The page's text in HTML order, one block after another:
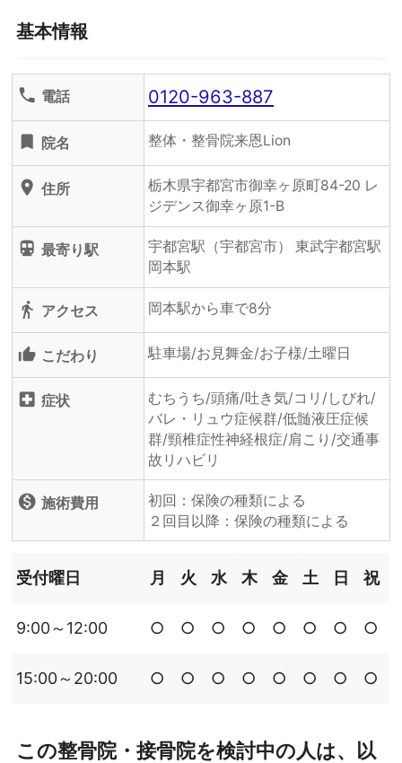
基本情報
phone 電話 0120-963-887
turned_in 院名 整体・整骨院来恩Lion
location_on 住所
栃木県宇都宮市御幸ヶ原町84-20 レ
ジデンス御幸ヶ原1-B
directions_subway 最寄り駅
宇都宮駅（宇都宮市） 東武宇都宮駅
岡本駅
directions_walk アクセス 岡本駅から車で8分
thumb_up_alt こだわり 駐車場/お見舞金/お子様/土曜日
local_hospital 症状
むちうち/頭痛/吐き気/コリ/しびれ/
バレ・リュウ症候群/低髄液圧症候
群/頸椎症性神経根症/肩こり/交通事
故リハビリ
monetization_on 施術費用
初回：保険の種類による
２回目以降：保険の種類による
受付曜日 月 火 水 木 金 土 日 祝
9:00～12:00 ○ ○ ○ ○ ○ ○ ○ ○
15:00～20:00 ○ ○ ○ ○ ○ ○ ○ ○
この整骨院・接骨院を検討中の人は、以